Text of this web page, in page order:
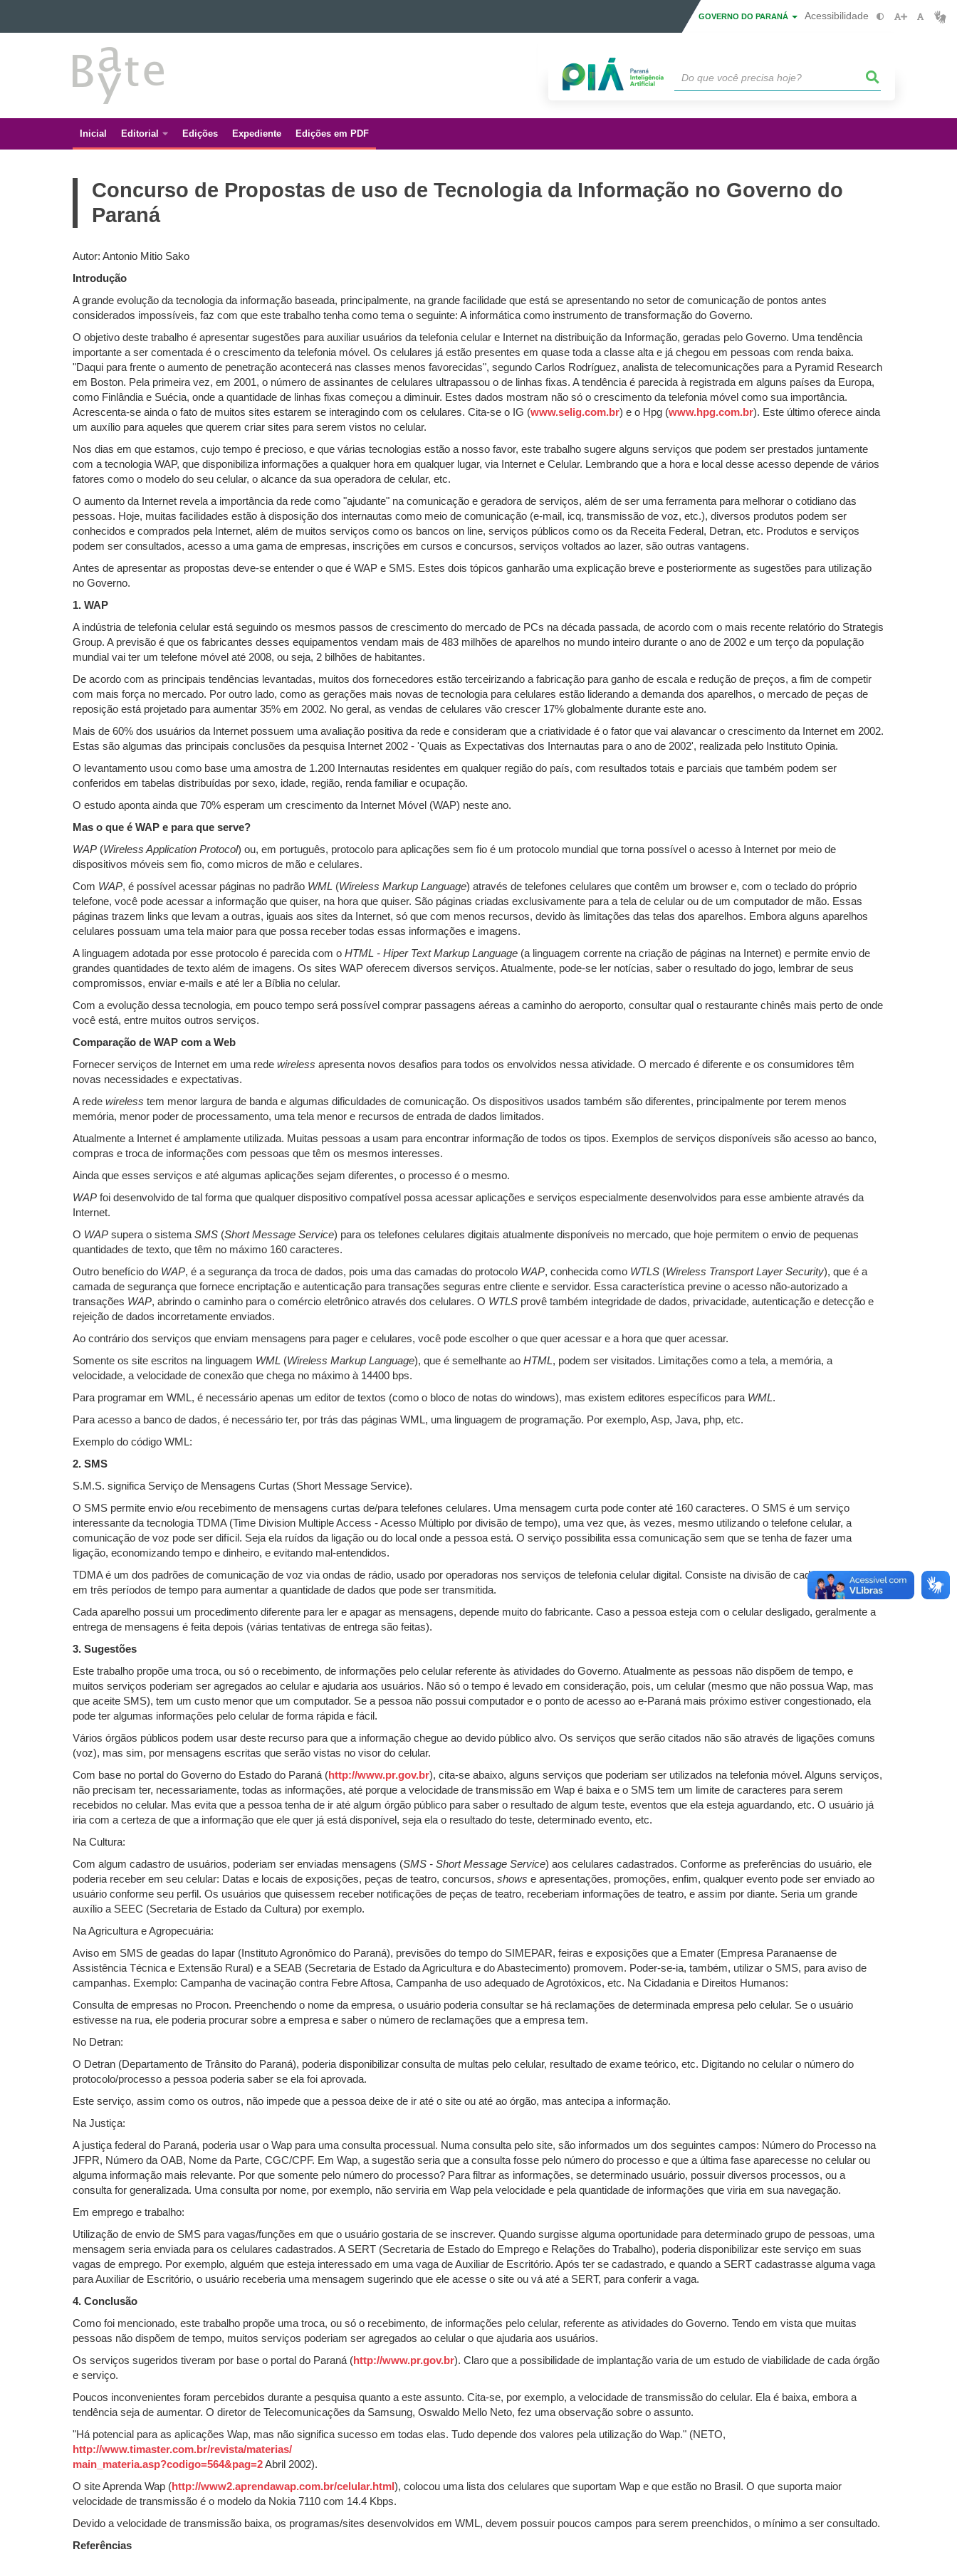
Ir para a navegação
Ir para a busca
GOVERNO DO PARANÁ Acessibilidade
BATE
BYTE
Navegação
Inicial Editorial Edições Expediente Edições em PDF
Concurso de Propostas de uso de Tecnologia da Informação no Governo do
Paraná
Autor: Antonio Mitio Sako
Introdução
A grande evolução da tecnologia da informação baseada, principalmente, na grande facilidade que está se apresentando no setor de comunicação de pontos antes
considerados impossíveis, faz com que este trabalho tenha como tema o seguinte: A informática como instrumento de transformação do Governo.
O objetivo deste trabalho é apresentar sugestões para auxiliar usuários da telefonia celular e Internet na distribuição da Informação, geradas pelo Governo. Uma tendência
importante a ser comentada é o crescimento da telefonia móvel. Os celulares já estão presentes em quase toda a classe alta e já chegou em pessoas com renda baixa.
"Daqui para frente o aumento de penetração acontecerá nas classes menos favorecidas", segundo Carlos Rodríguez, analista de telecomunicações para a Pyramid Research
em Boston. Pela primeira vez, em 2001, o número de assinantes de celulares ultrapassou o de linhas fixas. A tendência é parecida à registrada em alguns países da Europa,
como Finlândia e Suécia, onde a quantidade de linhas fixas começou a diminuir. Estes dados mostram não só o crescimento da telefonia móvel como sua importância.
Acrescenta-se ainda o fato de muitos sites estarem se interagindo com os celulares. Cita-se o IG (www.selig.com.br) e o Hpg (www.hpg.com.br). Este último oferece ainda
um auxílio para aqueles que querem criar sites para serem vistos no celular.
Nos dias em que estamos, cujo tempo é precioso, e que várias tecnologias estão a nosso favor, este trabalho sugere alguns serviços que podem ser prestados juntamente
com a tecnologia WAP, que disponibiliza informações a qualquer hora em qualquer lugar, via Internet e Celular. Lembrando que a hora e local desse acesso depende de vários
fatores como o modelo do seu celular, o alcance da sua operadora de celular, etc.
O aumento da Internet revela a importância da rede como "ajudante" na comunicação e geradora de serviços, além de ser uma ferramenta para melhorar o cotidiano das
pessoas. Hoje, muitas facilidades estão à disposição dos internautas como meio de comunicação (e-mail, icq, transmissão de voz, etc.), diversos produtos podem ser
conhecidos e comprados pela Internet, além de muitos serviços como os bancos on line, serviços públicos como os da Receita Federal, Detran, etc. Produtos e serviços
podem ser consultados, acesso a uma gama de empresas, inscrições em cursos e concursos, serviços voltados ao lazer, são outras vantagens.
Antes de apresentar as propostas deve-se entender o que é WAP e SMS. Estes dois tópicos ganharão uma explicação breve e posteriormente as sugestões para utilização
no Governo.
1. WAP
A indústria de telefonia celular está seguindo os mesmos passos de crescimento do mercado de PCs na década passada, de acordo com o mais recente relatório do Strategis
Group. A previsão é que os fabricantes desses equipamentos vendam mais de 483 milhões de aparelhos no mundo inteiro durante o ano de 2002 e um terço da população
mundial vai ter um telefone móvel até 2008, ou seja, 2 bilhões de habitantes.
De acordo com as principais tendências levantadas, muitos dos fornecedores estão terceirizando a fabricação para ganho de escala e redução de preços, a fim de competir
com mais força no mercado. Por outro lado, como as gerações mais novas de tecnologia para celulares estão liderando a demanda dos aparelhos, o mercado de peças de
reposição está projetado para aumentar 35% em 2002. No geral, as vendas de celulares vão crescer 17% globalmente durante este ano.
Mais de 60% dos usuários da Internet possuem uma avaliação positiva da rede e consideram que a criatividade é o fator que vai alavancar o crescimento da Internet em 2002.
Estas são algumas das principais conclusões da pesquisa Internet 2002 - 'Quais as Expectativas dos Internautas para o ano de 2002', realizada pelo Instituto Opinia.
O levantamento usou como base uma amostra de 1.200 Internautas residentes em qualquer região do país, com resultados totais e parciais que também podem ser
conferidos em tabelas distribuídas por sexo, idade, região, renda familiar e ocupação.
O estudo aponta ainda que 70% esperam um crescimento da Internet Móvel (WAP) neste ano.
Mas o que é WAP e para que serve?
WAP (Wireless Application Protocol) ou, em português, protocolo para aplicações sem fio é um protocolo mundial que torna possível o acesso à Internet por meio de
dispositivos móveis sem fio, como micros de mão e celulares.
Com WAP, é possível acessar páginas no padrão WML (Wireless Markup Language) através de telefones celulares que contêm um browser e, com o teclado do próprio
telefone, você pode acessar a informação que quiser, na hora que quiser. São páginas criadas exclusivamente para a tela de celular ou de um computador de mão. Essas
páginas trazem links que levam a outras, iguais aos sites da Internet, só que com menos recursos, devido às limitações das telas dos aparelhos. Embora alguns aparelhos
celulares possuam uma tela maior para que possa receber todas essas informações e imagens.
A linguagem adotada por esse protocolo é parecida com o HTML - Hiper Text Markup Language (a linguagem corrente na criação de páginas na Internet) e permite envio de
grandes quantidades de texto além de imagens. Os sites WAP oferecem diversos serviços. Atualmente, pode-se ler notícias, saber o resultado do jogo, lembrar de seus
compromissos, enviar e-mails e até ler a Bíblia no celular.
Com a evolução dessa tecnologia, em pouco tempo será possível comprar passagens aéreas a caminho do aeroporto, consultar qual o restaurante chinês mais perto de onde
você está, entre muitos outros serviços.
Comparação de WAP com a Web
Fornecer serviços de Internet em uma rede wireless apresenta novos desafios para todos os envolvidos nessa atividade. O mercado é diferente e os consumidores têm
novas necessidades e expectativas.
A rede wireless tem menor largura de banda e algumas dificuldades de comunicação. Os dispositivos usados também são diferentes, principalmente por terem menos
memória, menor poder de processamento, uma tela menor e recursos de entrada de dados limitados.
Atualmente a Internet é amplamente utilizada. Muitas pessoas a usam para encontrar informação de todos os tipos. Exemplos de serviços disponíveis são acesso ao banco,
compras e troca de informações com pessoas que têm os mesmos interesses.
Ainda que esses serviços e até algumas aplicações sejam diferentes, o processo é o mesmo.
WAP foi desenvolvido de tal forma que qualquer dispositivo compatível possa acessar aplicações e serviços especialmente desenvolvidos para esse ambiente através da
Internet.
O WAP supera o sistema SMS (Short Message Service) para os telefones celulares digitais atualmente disponíveis no mercado, que hoje permitem o envio de pequenas
quantidades de texto, que têm no máximo 160 caracteres.
Outro benefício do WAP, é a segurança da troca de dados, pois uma das camadas do protocolo WAP, conhecida como WTLS (Wireless Transport Layer Security), que é a
camada de segurança que fornece encriptação e autenticação para transações seguras entre cliente e servidor. Essa característica previne o acesso não-autorizado a
transações WAP, abrindo o caminho para o comércio eletrônico através dos celulares. O WTLS provê também integridade de dados, privacidade, autenticação e detecção e
rejeição de dados incorretamente enviados.
Ao contrário dos serviços que enviam mensagens para pager e celulares, você pode escolher o que quer acessar e a hora que quer acessar.
Somente os site escritos na linguagem WML (Wireless Markup Language), que é semelhante ao HTML, podem ser visitados. Limitações como a tela, a memória, a
velocidade, a velocidade de conexão que chega no máximo à 14400 bps.
Para programar em WML, é necessário apenas um editor de textos (como o bloco de notas do windows), mas existem editores específicos para WML.
Para acesso a banco de dados, é necessário ter, por trás das páginas WML, uma linguagem de programação. Por exemplo, Asp, Java, php, etc.
Exemplo do código WML:
2. SMS
S.M.S. significa Serviço de Mensagens Curtas (Short Message Service).
O SMS permite envio e/ou recebimento de mensagens curtas de/para telefones celulares. Uma mensagem curta pode conter até 160 caracteres. O SMS é um serviço
interessante da tecnologia TDMA (Time Division Multiple Access - Acesso Múltiplo por divisão de tempo), uma vez que, às vezes, mesmo utilizando o telefone celular, a
comunicação de voz pode ser difícil. Seja ela ruídos da ligação ou do local onde a pessoa está. O serviço possibilita essa comunicação sem que se tenha de fazer uma
ligação, economizando tempo e dinheiro, e evitando mal-entendidos.
TDMA é um dos padrões de comunicação de voz via ondas de rádio, usado por operadoras nos serviços de telefonia celular digital. Consiste na divisão de cada canal celular
em três períodos de tempo para aumentar a quantidade de dados que pode ser transmitida.
Cada aparelho possui um procedimento diferente para ler e apagar as mensagens, depende muito do fabricante. Caso a pessoa esteja com o celular desligado, geralmente a
entrega de mensagens é feita depois (várias tentativas de entrega são feitas).
3. Sugestões
Este trabalho propõe uma troca, ou só o recebimento, de informações pelo celular referente às atividades do Governo. Atualmente as pessoas não dispõem de tempo, e
muitos serviços poderiam ser agregados ao celular e ajudaria aos usuários. Não só o tempo é levado em consideração, pois, um celular (mesmo que não possua Wap, mas
que aceite SMS), tem um custo menor que um computador. Se a pessoa não possui computador e o ponto de acesso ao e-Paraná mais próximo estiver congestionado, ela
pode ter algumas informações pelo celular de forma rápida e fácil.
Vários órgãos públicos podem usar deste recurso para que a informação chegue ao devido público alvo. Os serviços que serão citados não são através de ligações comuns
(voz), mas sim, por mensagens escritas que serão vistas no visor do celular.
Com base no portal do Governo do Estado do Paraná (http://www.pr.gov.br), cita-se abaixo, alguns serviços que poderiam ser utilizados na telefonia móvel. Alguns serviços,
não precisam ter, necessariamente, todas as informações, até porque a velocidade de transmissão em Wap é baixa e o SMS tem um limite de caracteres para serem
recebidos no celular. Mas evita que a pessoa tenha de ir até algum órgão público para saber o resultado de algum teste, eventos que ela esteja aguardando, etc. O usuário já
iria com a certeza de que a informação que ele quer já está disponível, seja ela o resultado do teste, determinado evento, etc.
Na Cultura:
Com algum cadastro de usuários, poderiam ser enviadas mensagens (SMS - Short Message Service) aos celulares cadastrados. Conforme as preferências do usuário, ele
poderia receber em seu celular: Datas e locais de exposições, peças de teatro, concursos, shows e apresentações, promoções, enfim, qualquer evento pode ser enviado ao
usuário conforme seu perfil. Os usuários que quisessem receber notificações de peças de teatro, receberiam informações de teatro, e assim por diante. Seria um grande
auxílio a SEEC (Secretaria de Estado da Cultura) por exemplo.
Na Agricultura e Agropecuária:
Aviso em SMS de geadas do Iapar (Instituto Agronômico do Paraná), previsões do tempo do SIMEPAR, feiras e exposições que a Emater (Empresa Paranaense de
Assistência Técnica e Extensão Rural) e a SEAB (Secretaria de Estado da Agricultura e do Abastecimento) promovem. Poder-se-ia, também, utilizar o SMS, para aviso de
campanhas. Exemplo: Campanha de vacinação contra Febre Aftosa, Campanha de uso adequado de Agrotóxicos, etc. Na Cidadania e Direitos Humanos:
Consulta de empresas no Procon. Preenchendo o nome da empresa, o usuário poderia consultar se há reclamações de determinada empresa pelo celular. Se o usuário
estivesse na rua, ele poderia procurar sobre a empresa e saber o número de reclamações que a empresa tem.
No Detran:
O Detran (Departamento de Trânsito do Paraná), poderia disponibilizar consulta de multas pelo celular, resultado de exame teórico, etc. Digitando no celular o número do
protocolo/processo a pessoa poderia saber se ela foi aprovada.
Este serviço, assim como os outros, não impede que a pessoa deixe de ir até o site ou até ao órgão, mas antecipa a informação.
Na Justiça:
A justiça federal do Paraná, poderia usar o Wap para uma consulta processual. Numa consulta pelo site, são informados um dos seguintes campos: Número do Processo na
JFPR, Número da OAB, Nome da Parte, CGC/CPF. Em Wap, a sugestão seria que a consulta fosse pelo número do processo e que a última fase aparecesse no celular ou
alguma informação mais relevante. Por que somente pelo número do processo? Para filtrar as informações, se determinado usuário, possuir diversos processos, ou a
consulta for generalizada. Uma consulta por nome, por exemplo, não serviria em Wap pela velocidade e pela quantidade de informações que viria em sua navegação.
Em emprego e trabalho:
Utilização de envio de SMS para vagas/funções em que o usuário gostaria de se inscrever. Quando surgisse alguma oportunidade para determinado grupo de pessoas, uma
mensagem seria enviada para os celulares cadastrados. A SERT (Secretaria de Estado do Emprego e Relações do Trabalho), poderia disponibilizar este serviço em suas
vagas de emprego. Por exemplo, alguém que esteja interessado em uma vaga de Auxiliar de Escritório. Após ter se cadastrado, e quando a SERT cadastrasse alguma vaga
para Auxiliar de Escritório, o usuário receberia uma mensagem sugerindo que ele acesse o site ou vá até a SERT, para conferir a vaga.
4. Conclusão
Como foi mencionado, este trabalho propõe uma troca, ou só o recebimento, de informações pelo celular, referente as atividades do Governo. Tendo em vista que muitas
pessoas não dispõem de tempo, muitos serviços poderiam ser agregados ao celular o que ajudaria aos usuários.
Os serviços sugeridos tiveram por base o portal do Paraná (http://www.pr.gov.br). Claro que a possibilidade de implantação varia de um estudo de viabilidade de cada órgão
e serviço.
Poucos inconvenientes foram percebidos durante a pesquisa quanto a este assunto. Cita-se, por exemplo, a velocidade de transmissão do celular. Ela é baixa, embora a
tendência seja de aumentar. O diretor de Telecomunicações da Samsung, Oswaldo Mello Neto, fez uma observação sobre o assunto.
"Há potencial para as aplicações Wap, mas não significa sucesso em todas elas. Tudo depende dos valores pela utilização do Wap." (NETO,
http://www.timaster.com.br/revista/materias/
main_materia.asp?codigo=564&pag=2Abril 2002).
O site Aprenda Wap (http://www2.aprendawap.com.br/celular.html ), colocou uma lista dos celulares que suportam Wap e que estão no Brasil. O que suporta maior
velocidade de transmissão é o modelo da Nokia 7110 com 14.4 Kbps.
Devido a velocidade de transmissão baixa, os programas/sites desenvolvidos em WML, devem possuir poucos campos para serem preenchidos, o mínimo a ser consultado.
Referências